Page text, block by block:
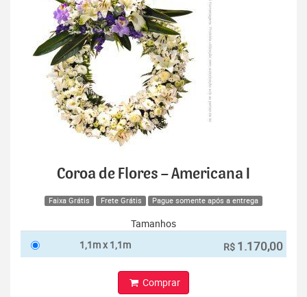
Coroa de Flores – Americana I
Faixa Grátis Frete Grátis Pague somente após a entrega
Tamanhos
1,1m x 1,1m
R$ 1.170,00
Comprar